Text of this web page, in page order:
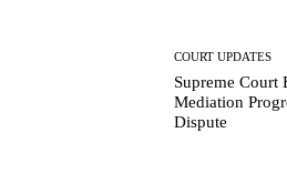
COURT UPDATES
Supreme Court
Mediation
Dispute